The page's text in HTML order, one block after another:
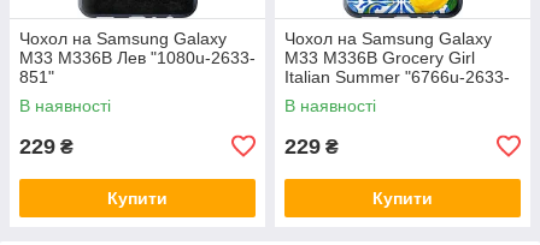
Чохол на Samsung Galaxy
M33 M336B Лев "1080u-2633-
851"
В наявності
229 ₴
Купити
Чохол на Samsung Galaxy
M33 M336B Grocery Girl
Italian Summer "6766u-2633-
851"
В наявності
229 ₴
Купити